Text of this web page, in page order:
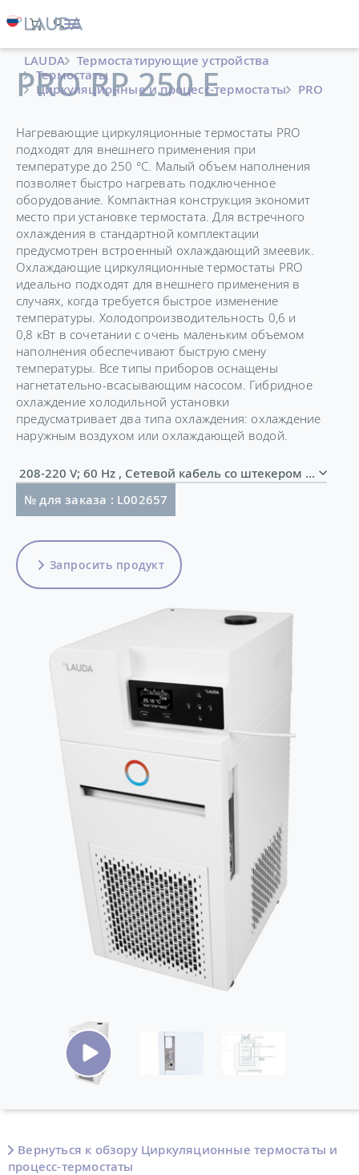
LAUDA
Термостатирующие устройства
Термостаты
Циркуляционные и процесс-термостаты
PRO
PRO RP 250 E
Нагревающие циркуляционные термостаты PRO
подходят для внешнего применения при
температуре до 250 °C. Малый объем наполнения
позволяет быстро нагревать подключенное
оборудование. Компактная конструкция экономит
место при установке термостата. Для встречного
охлаждения в стандартной комплектации
предусмотрен встроенный охлаждающий змеевик.
Охлаждающие циркуляционные термостаты PRO
идеально подходят для внешнего применения в
случаях, когда требуется быстрое изменение
температуры. Холодопроизводительность 0,6 и
0,8 кВт в сочетании с очень маленьким объемом
наполнения обеспечивают быструю смену
температуры. Все типы приборов оснащены
нагнетательно-всасывающим насосом. Гибридное
охлаждение холодильной установки
предусматривает два типа охлаждения: охлаждение
наружным воздухом или охлаждающей водой.
208-220 V; 60 Hz , Сетевой кабель со штекером (NEMA
№ для заказа : L002657
Запросить продукт
Вернуться к обзору Циркуляционные термостаты и
процесс-термостаты